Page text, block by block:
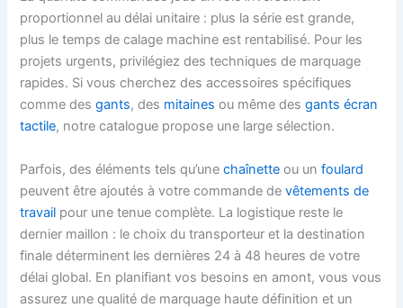
proportionnel au délai unitaire : plus la série est grande,
plus le temps de calage machine est rentabilisé. Pour les
projets urgents, privilégiez des techniques de marquage
rapides. Si vous cherchez des accessoires spécifiques
comme desgants, des mitaines ou même desgants écran
tactile, notre catalogue propose une large sélection.
Parfois, des éléments tels qu’unechaînette ou unfoulard
peuvent être ajoutés à votre commande devêtements de
travail pour une tenue complète. La logistique reste le
dernier maillon : le choix du transporteur et la destination
finale déterminent les dernières 24 à 48 heures de votre
délai global. En planifiant vos besoins en amont, vous vous
assurez une qualité de marquage haute définition et un